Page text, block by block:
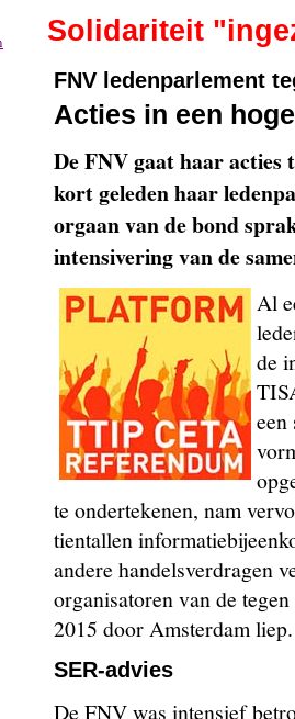
Solidariteit
FNV ledenparlement
Acties in een
De FNV gaat haar acties
kort geleden haar
orgaan van de bond
intensivering van de
Al
de
een
te ondertekenen, nam
tientallen
andere handelsverdragen
organisatoren van de
2015 door Amsterdam liep.
SER-advies
De FNV was intensief